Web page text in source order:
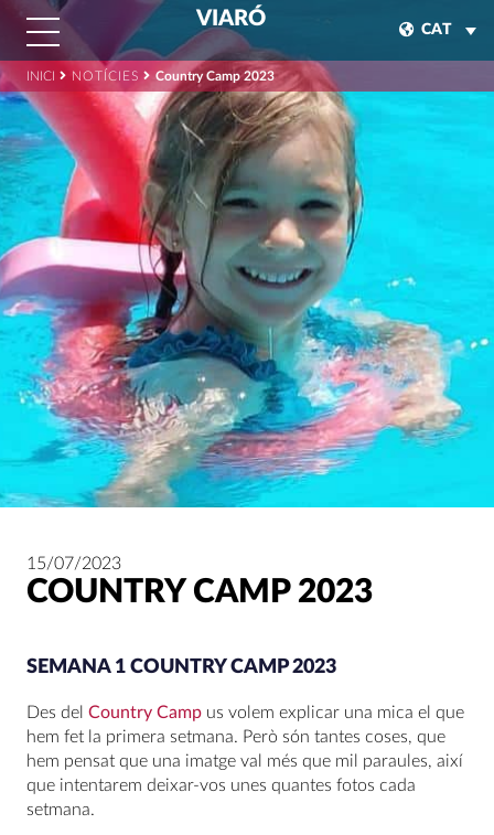
VIARÓ
CAT
INICI NOTÍCIES Country Camp 2023
15/07/2023
COUNTRY CAMP 2023
SEMANA 1 COUNTRY CAMP 2023
Des del Country Camp us volem explicar una mica el que
hem fet la primera setmana. Però són tantes coses, que
hem pensat que una imatge val més que mil paraules, així
que intentarem deixar-vos unes quantes fotos cada
setmana.